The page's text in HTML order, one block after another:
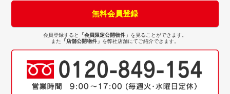
無料会員登録
会員登録すると 「会員限定公開物件」 を見ることができます。
また 「店舗公開物件」 を弊社店舗にてご紹介できます。